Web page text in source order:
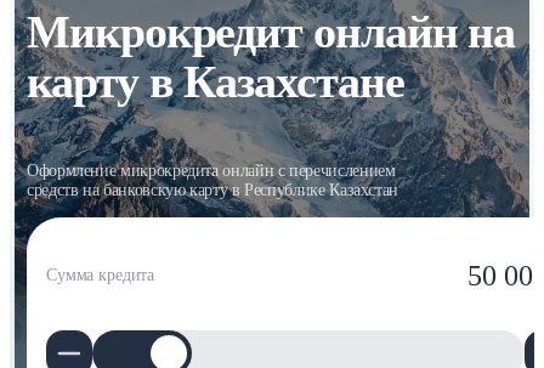
Микрокредит онлайн на
карту в Казахстане
Оформление микрокредита онлайн с перечислением
средств на банковскую карту в Республике Казахстан
Сумма кредита 50